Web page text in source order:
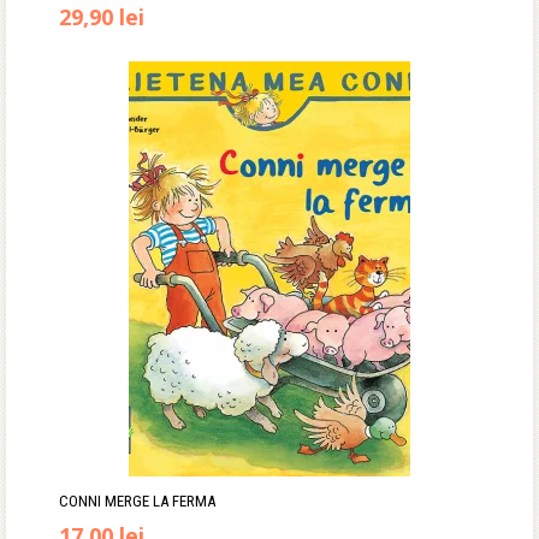
Prețul
35,00 lei.
29,90 lei
curent
este:
29,90 lei.
CONNI MERGE LA FERMA